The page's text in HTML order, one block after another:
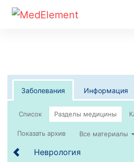
Заболевания Информация
Список
Все материалы
Неврология